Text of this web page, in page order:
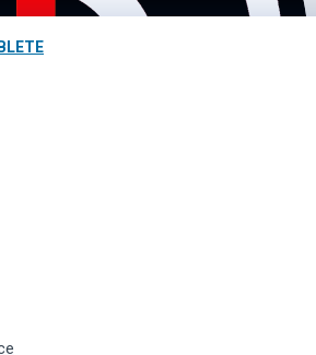
camping
articulații